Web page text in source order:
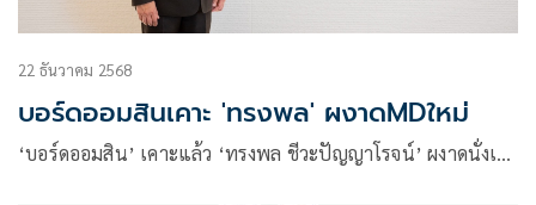
22 ธันวาคม 2568
บอร์ดออมสินเคาะ 'ทรงพล' ผงาดMDใหม่
‘บอร์ดออมสิน’ เคาะแล้ว ‘ทรงพล ชีวะปัญญาโรจน์’ ผงาดนั่งเ…